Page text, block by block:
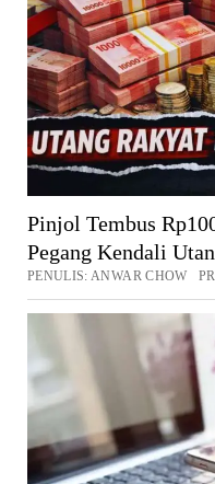
Pinjol Tembus
Pegang Kendali
PENULIS: ANWAR CHOW